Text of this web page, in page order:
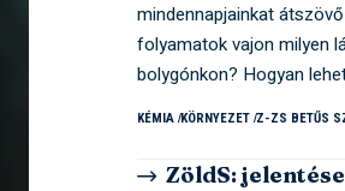
mindennapjainkat
folyamatok vajon milyen
bolygónkon? Hogyan
KÉMIA KÖRNYEZET Z-ZS BETŰS
ZöldS: